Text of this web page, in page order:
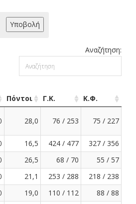
Αναζήτηση:
Πόντοι Γ.Κ.
Κ.Φ.
28,0 76 / 253 75 / 227
16,5 424 / 477
327 / 356
26,5 68 / 70
55 / 57
21,1 253 / 288
218 / 238
19,0 110 / 112
88 / 88